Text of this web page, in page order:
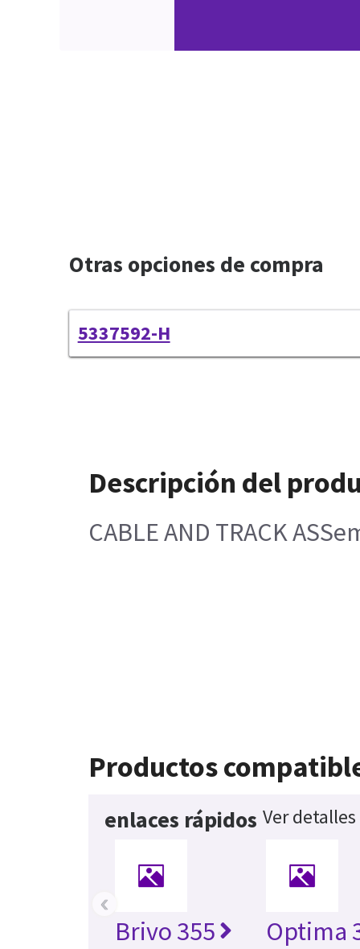
Otras opciones de compra
5337592-H
Descripción del
CABLE AND TRACK
Productos
enlaces rápidos Ver
Brivo 355 Optima
‹